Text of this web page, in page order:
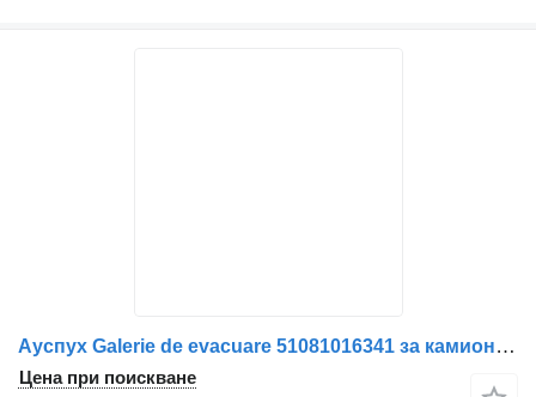
Ауспух Galerie de evacuare 51081016341 за камион MAN 51081016341 / 51081020410 / 51081020698
Цена при поискване